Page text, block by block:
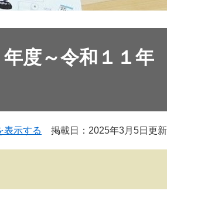
度～令和１１年
表示する 掲載日：2025年3月5日更新